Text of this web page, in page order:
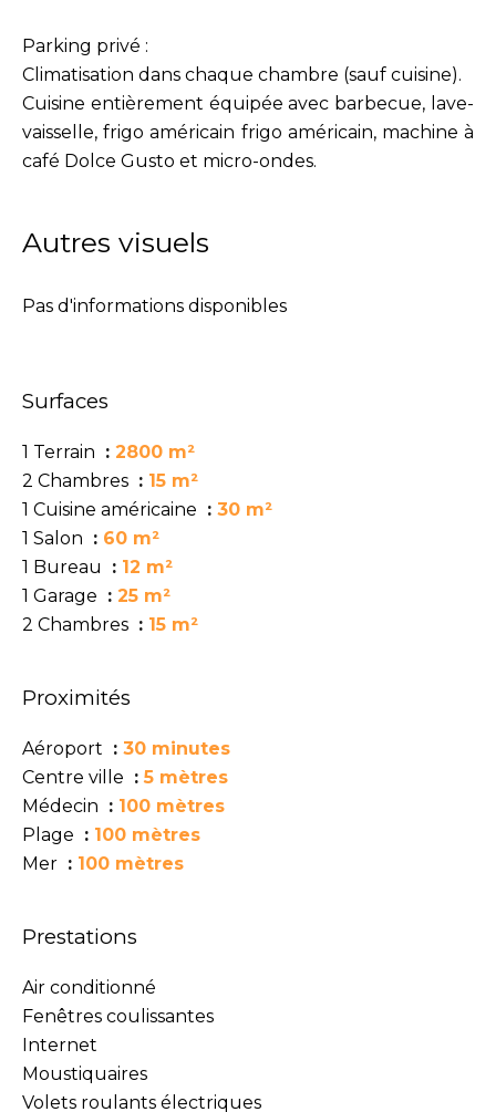
Parking privé :
Climatisation dans chaque chambre (sauf cuisine).
Cuisine entièrement équipée avec barbecue, lave-
vaisselle, frigo américain frigo américain, machine à
café Dolce Gusto et micro-ondes.
Autres visuels
Pas d'informations disponibles
Surfaces
1 Terrain
2800 m²
2 Chambres
15 m²
1 Cuisine américaine
30 m²
1 Salon
60 m²
1 Bureau
12 m²
1 Garage
25 m²
2 Chambres
15 m²
Proximités
Aéroport
30 minutes
Centre ville
5 mètres
Médecin
100 mètres
Plage
100 mètres
Mer
100 mètres
Prestations
Air conditionné
Fenêtres coulissantes
Internet
Moustiquaires
Volets roulants électriques